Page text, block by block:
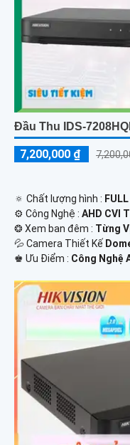
Đầu Thu IDS-
7,200,000 ₫
🔅 Chất lượng hình :
⚙ Công Nghệ : AHD CVI
❂ Xem ban đêm : Từng
💦 Camera Thiết Kế
️♚ Ưu Điểm : Công Nghệ